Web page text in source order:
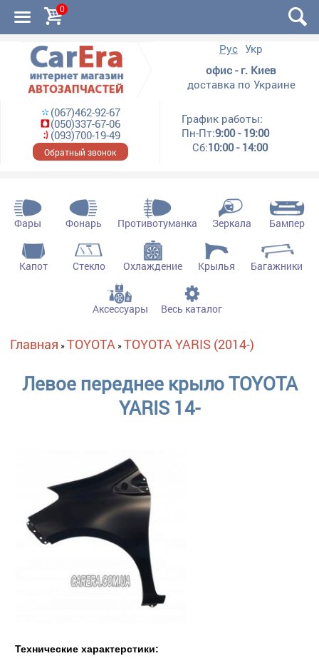
0
Рус Укр
офис - г. Киев
доставка по Украине
(067)462-92-67
(050)337-67-06
(093)700-19-49
Обратный звонок
График работы:
Пн-Пт:9:00 - 19:00
Сб:10:00 - 14:00
Фары Фонарь Противотуманка Зеркала Бампер
Капот Стекло Охлаждение Крылья Багажники
Аксессуары Весь каталог
Вы здесь
Главная »TOYOTA»TOYOTA YARIS (2014-)
Левое переднее крыло TOYOTA
YARIS 14-
Технические характерстики: